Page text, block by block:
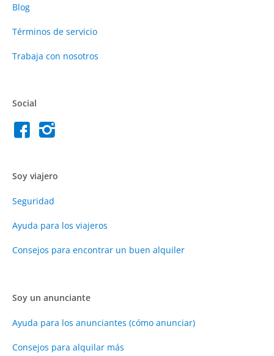
Blog
Términos de servicio
Trabaja con nosotros
Social
Soy viajero
Seguridad
Ayuda para los viajeros
Consejos para encontrar un buen alquiler
Soy un anunciante
Ayuda para los anunciantes (cómo anunciar)
Consejos para alquilar más